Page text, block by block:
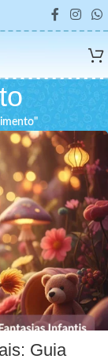
Guia